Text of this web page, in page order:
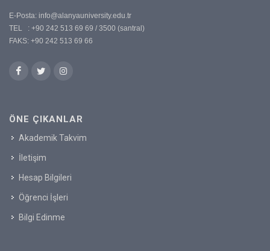
E-Posta: info@alanyauniversity.edu.tr
TEL : +90 242 513 69 69 / 3500 (santral)
FAKS: +90 242 513 69 66
ÖNE ÇIKANLAR
Akademik Takvim
İletişim
Hesap Bilgileri
Öğrenci İşleri
Bilgi Edinme